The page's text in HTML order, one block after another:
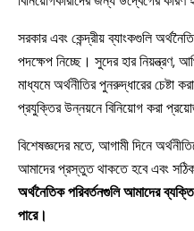
সরকার এবং কেন্দ্রীয় ব্যাংকগুলি
পদক্ষেপ নিচ্ছে। সুদের হার নিয়ন্ত্রণ,
মাধ্যমে অর্থনীতির পুনরুদ্ধারের চেষ্টা
প্রযুক্তির উন্নয়নে বিনিয়োগ করা
বিশেষজ্ঞদের মতে, আগামী দিনে
আমাদের প্রস্তুত থাকতে হবে এবং
অর্থনৈতিক পরিবর্তনগুলি আমাদের
পারে।